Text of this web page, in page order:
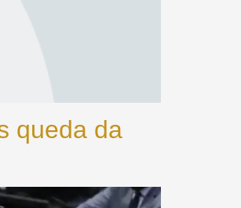
queda da